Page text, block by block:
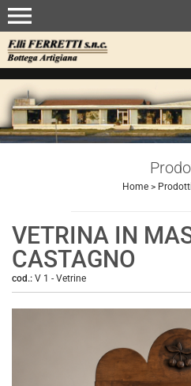
menu
Home> Prodotti
VETRINA IN
CASTAGNO
cod.: V 1 - Vetrine